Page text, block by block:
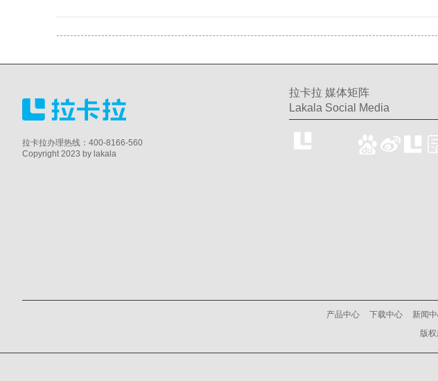
拉卡拉办理热线：400-8166-560
Copyright 2023 by lakala
拉卡拉 媒体矩阵
Lakala Social Media
产品中心 下载中心 新闻
版